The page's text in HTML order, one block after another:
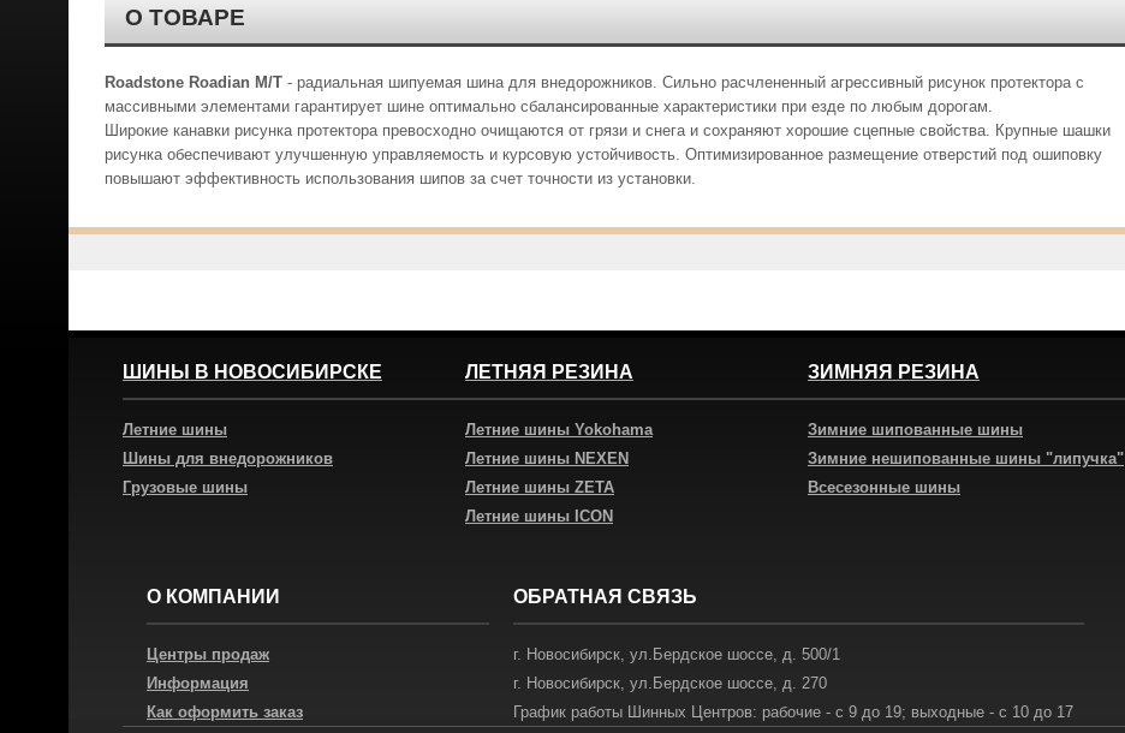
О ТОВАРЕ
Roadstone Roadian M/T - радиальная шипуемая шина для внедорожников. Сильно расчлененный агрессивный рисунок протектора с
массивными элементами гарантирует шине оптимально сбалансированные характеристики при езде по любым дорогам.
Широкие канавки рисунка протектора превосходно очищаются от грязи и снега и сохраняют хорошие сцепные свойства. Крупные шашки
рисунка обеспечивают улучшенную управляемость и курсовую устойчивость. Оптимизированное размещение отверстий под ошиповку
повышают эффективность использования шипов за счет точности из установки.
ШИНЫ В НОВОСИБИРСКЕ
Летние шины
Шины для внедорожников
Грузовые шины
ЛЕТНЯЯ РЕЗИНА
Летние шины Yokohama
Летние шины NEXEN
Летние шины ZETA
Летние шины ICON
ЗИМНЯЯ РЕЗИНА
Зимние шипованные шины
Зимние нешипованные шины "липучка"
Всесезонные шины
О КОМПАНИИ
Центры продаж
Информация
Как оформить заказ
ОБРАТНАЯ СВЯЗЬ
г. Новосибирск, ул.Бердское шоссе, д. 500/1
г. Новосибирск, ул.Бердское шоссе, д. 270
График работы Шинных Центров: рабочие - с 9 до 19; выходные - с 10 до 17